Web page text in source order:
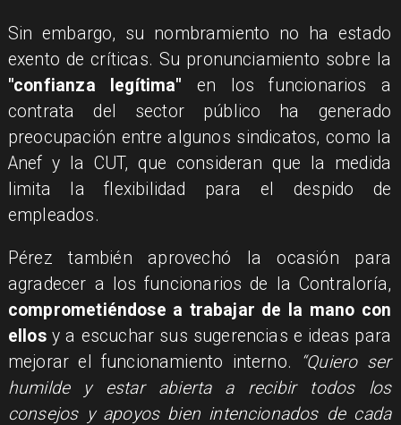
Sin embargo, su nombramiento no ha estado
exento de críticas. Su pronunciamiento sobre la
"confianza legítima" en los funcionarios a
contrata del sector público ha generado
preocupación entre algunos sindicatos, como la
Anef y la CUT, que consideran que la medida
limita la flexibilidad para el despido de
empleados.
Pérez también aprovechó la ocasión para
agradecer a los funcionarios de la Contraloría,
comprometiéndose a trabajar de la mano con
ellos y a escuchar sus sugerencias e ideas para
mejorar el funcionamiento interno.
“Quiero ser
humilde y estar abierta a recibir todos los
consejos y apoyos bien intencionados de cada